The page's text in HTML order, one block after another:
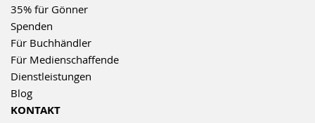
35% für Gönner
Spenden
Für Buchhändler
Für Medienschaffende
Dienstleistungen
Blog
KONTAKT